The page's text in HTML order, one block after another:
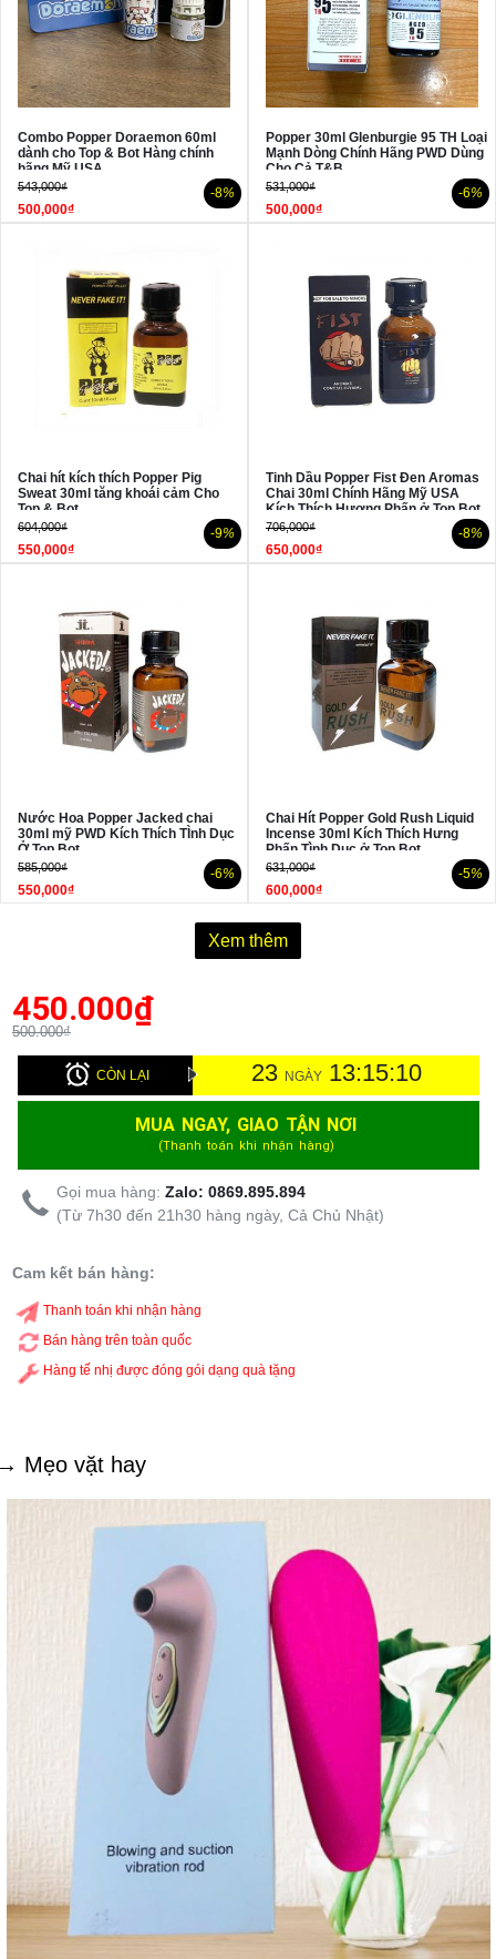
Combo Popper Doraemon 60ml
dành cho Top & Bot Hàng chính
hãng Mỹ USA
543,000₫
500,000₫
-8%
Popper 30ml Glenburgie 95 TH Loại
Mạnh Dòng Chính Hãng PWD Dùng
Cho Cả T&B
531,000₫
500,000₫
-6%
Chai hít kích thích Popper Pig
Sweat 30ml tăng khoái cảm Cho
Top & Bot
604,000₫
550,000₫
-9%
Tinh Dầu Popper Fist Đen Aromas
Chai 30ml Chính Hãng Mỹ USA
Kích Thích Hương Phấn ở Top Bot
706,000₫
650,000₫
-8%
Nước Hoa Popper Jacked chai
30ml mỹ PWD Kích Thích TÌnh Dục
Ở Top Bot
585,000₫
550,000₫
-6%
Chai Hít Popper Gold Rush Liquid
Incense 30ml Kích Thích Hưng
Phấn Tình Dục ở Top Bot
631,000₫
600,000₫
-5%
Xem thêm
450.000₫
500.000₫
CÒN LẠI 23NGÀY 13:15:9
MUA NGAY, GIAO TẬN NƠI
(Thanh toán khi nhận hàng)
Gọi mua hàng: Zalo: 0869.895.894
(Từ 7h30 đến 21h30 hàng ngày, Cả Chủ Nhật)
Cam kết bán hàng:
Thanh toán khi nhận hàng
Bán hàng trên toàn quốc
Hàng tế nhị được đóng gói dạng quà tặng
Mẹo vặt hay